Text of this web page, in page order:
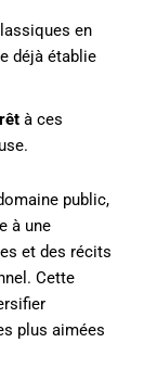
en
déjà établie
à ces
public,
à une
et des récits
Cette
plus aimées